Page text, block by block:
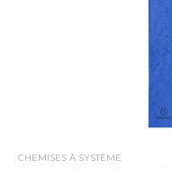
CHEMISES À SYSTÈME